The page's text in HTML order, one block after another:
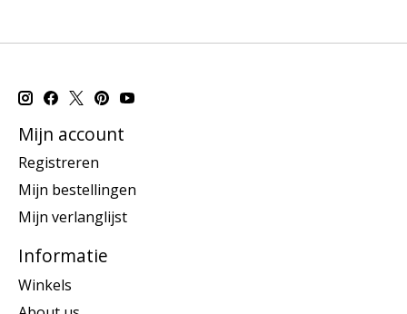
Mijn account
Registreren
Mijn bestellingen
Mijn verlanglijst
Informatie
Winkels